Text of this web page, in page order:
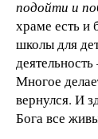
подойти и
храме есть и
школы для
Многое
вернулся. И
Бога все